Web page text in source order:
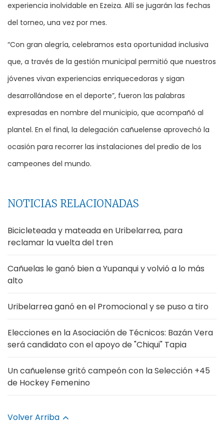
experiencia inolvidable en Ezeiza. Allí se jugarán las fechas
del torneo, una vez por mes.
“Con gran alegría, celebramos esta oportunidad inclusiva
que, a través de la gestión municipal permitió que nuestros
jóvenes vivan experiencias enriquecedoras y sigan
desarrollándose en el deporte”, fueron las palabras
expresadas en nombre del municipio, que acompañó al
plantel. En el final, la delegación cañuelense aprovechó la
ocasión para recorrer las instalaciones del predio de los
campeones del mundo.
NOTICIAS RELACIONADAS
Bicicleteada y mateada en Uribelarrea, para
reclamar la vuelta del tren
Cañuelas le ganó bien a Yupanqui y volvió a lo más
alto
Uribelarrea ganó en el Promocional y se puso a tiro
Elecciones en la Asociación de Técnicos: Bazán Vera
será candidato con el apoyo de "Chiqui" Tapia
Un cañuelense gritó campeón con la Selección +45
de Hockey Femenino
Volver Arriba